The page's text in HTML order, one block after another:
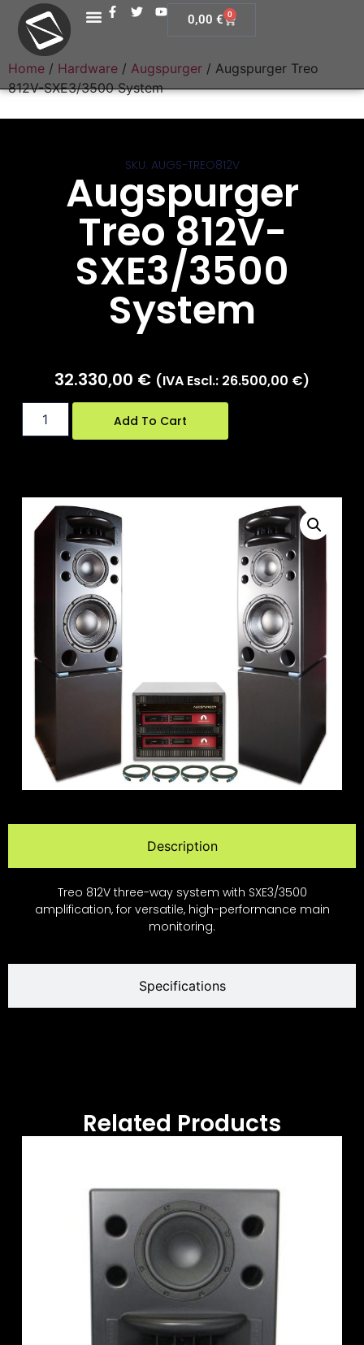
0,00 € 0
Home / Hardware / Augspurger / Augspurger Treo
812V-SXE3/3500 System
SKU: AUGS-TREO812V
Augspurger
Treo 812V-
SXE3/3500
System
32.330,00 € (IVA Escl.: 26.500,00 €)
Add To Cart
Description
Specifications
Treo 812V three-way system with SXE3/3500
amplification, for versatile, high-performance main
monitoring.
Related Products